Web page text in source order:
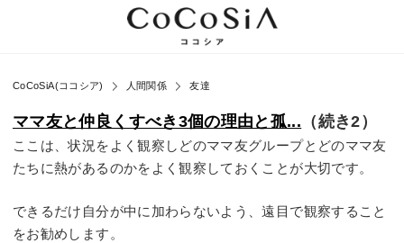
CoCoSiA(ココシア) 人間関係 友達
ママ友と仲良くすべき3個の理由と孤... （続き2）
ここは、状況をよく観察しどのママ友グループとどのママ友
たちに熱があるのかをよく観察しておくことが大切です。
できるだけ自分が中に加わらないよう、遠目で観察すること
をお勧めします。